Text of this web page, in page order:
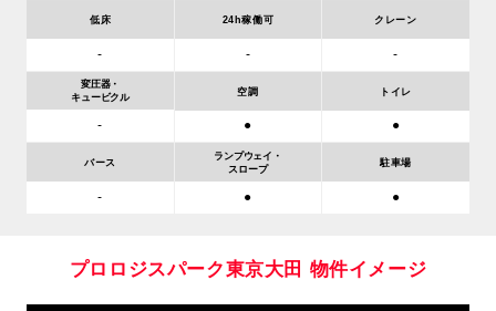
低床
-
24h稼働可
-
クレーン
-
変圧器・
キュービクル
-
空調
●
トイレ
●
バース
-
ランプウェイ・
スロープ
●
駐車場
●
プロロジスパーク東京大田 物件イメージ